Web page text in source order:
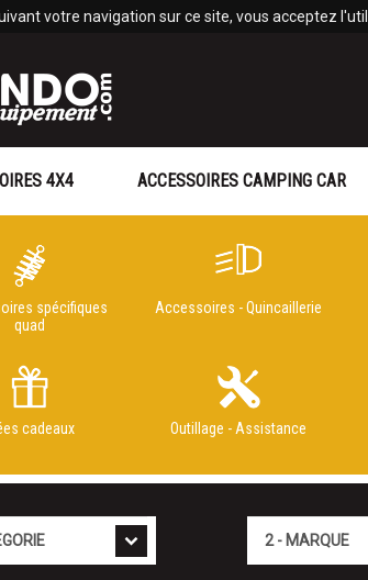
votre navigation sur ce site, vous acceptez
4X4 ACCESSOIRES CAMPING CAR
spécifiques
quad
Accessoires - Quincaillerie
cadeaux Outillage - Assistance